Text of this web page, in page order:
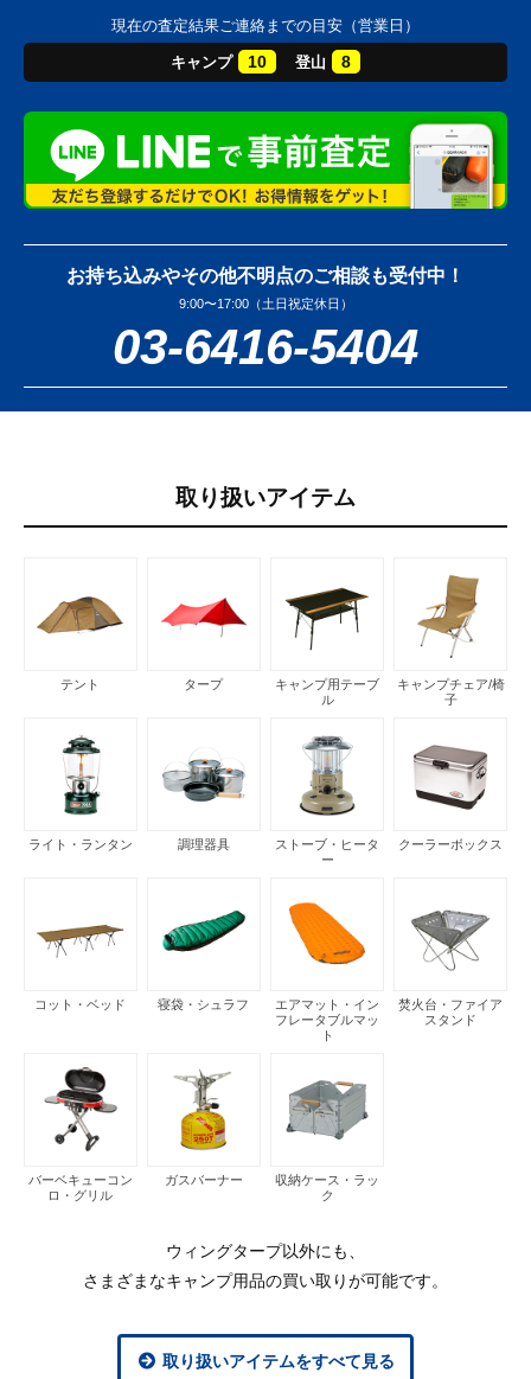
現在の査定結果ご連絡までの目安（営業日）
キャンプ 10 登山 8
お持ち込みやその他不明点のご相談も受付中！
9:00〜17:00（土日祝定休日）
03-6416-5404
取り扱いアイテム
テント タープ
キャンプ用テーブ
ル
キャンプチェア/椅
子
ライト・ランタン 調理器具
ストーブ・ヒータ
ー
クーラーボックス
コット・ベッド 寝袋・シュラフ
エアマット・イン
フレータブルマッ
ト
焚火台・ファイア
スタンド
バーベキューコン
ロ・グリル
ガスバーナー
収納ケース・ラッ
ク
ウィングタープ以外にも、
さまざまなキャンプ用品の買い取りが可能です。
取り扱いアイテムをすべて見る